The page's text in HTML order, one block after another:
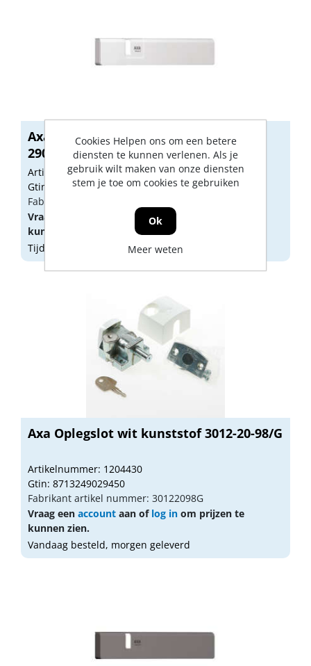
Axa Afdekkap wit voor Axa-remote 2.0
290...
Artikelnummer: E250118
Gtin: 8713249194738
Fabrikant artikel nummer: 29024098
Vraag een
aan oflog in
kunnen zien.
Tijdelijk niet op voorraad
Axa Oplegslot wit kunststof 3012-20-98/G
Artikelnummer: 1204430
Gtin: 8713249029450
Fabrikant artikel nummer: 30122098G
Vraag een account aan of log in om prijzen te
kunnen zien.
Vandaag besteld, morgen geleverd
Cookies Helpen ons om een betere
diensten te kunnen verlenen. Als je
gebruik wilt maken van onze diensten
stem je toe om cookies te gebruiken
Ok
Meer weten